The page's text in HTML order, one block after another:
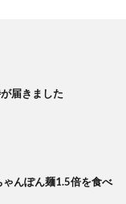
届きました
ゃんぽん麺1.5倍を食べ